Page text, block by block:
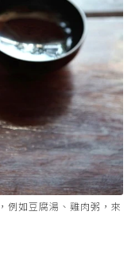
例如豆腐湯、雞肉粥，來